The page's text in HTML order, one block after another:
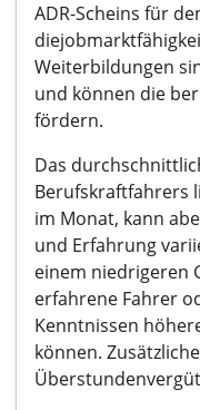
ADR-Scheins für
Weiterbildungen
und können die
fördern.
Das
Berufskraftfahrers
im Monat, kann
und Erfahrung
einem niedrigeren
erfahrene Fahrer
Kenntnissen
können.